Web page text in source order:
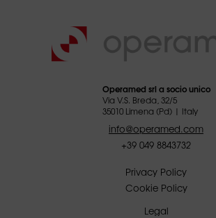
Operamed srl a socio unico
Via V.S. Breda, 32/5
35010 Limena (Pd) | Italy
info@operamed.com
+39 049 8843732
Privacy Policy
Cookie Policy
Legal